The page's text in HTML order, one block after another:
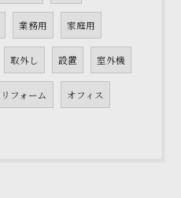
業務用 家庭用
取外し 設置 室外機
リフォーム オフィス